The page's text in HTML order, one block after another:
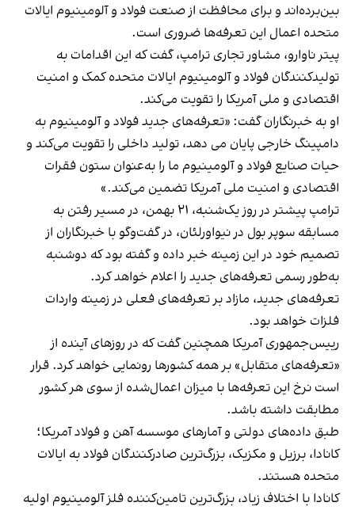
بین‌برده‌اند و برای محافظت از صنعت فولاد و آلومینیوم ایالات
متحده اعمال این تعرفه‌ها ضروری است.
پیتر ناوارو، مشاور تجاری ترامپ، گفت که این اقدامات به
تولیدکنندگان فولاد و آلومینیوم ایالات متحده کمک و امنیت
اقتصادی و ملی آمریکا را تقویت می‌کند.
او به خبرنگاران گفت: «تعرفه‌های جدید فولاد و آلومینیوم به
دامپینگ خارجی پایان می دهد، تولید داخلی را تقویت می‌کند و
حیات صنایع فولاد و آلومینیوم ما را به‌عنوان ستون فقرات
اقتصادی و امنیت ملی آمریکا تضمین می‌کند.»
ترامپ پیشتر در روز یک‌شنبه، ۲۱ بهمن، در مسیر رفتن به
مسابقه سوپر بول در نیواورلئان، در گفت‌وگو با خبرنگاران از
تصمیم خود در این زمینه خبر داده و گفته بود که دوشنبه
به‌طور رسمی تعرفه‌های جدید را اعلام خواهد کرد.
تعرفه‌های جدید، مازاد بر تعرفه‌های فعلی در زمینه واردات
فلزات خواهد بود.
رییس‌جمهوری آمریکا همچنین گفت که در روزهای آینده از
«تعرفه‌های متقابل» بر همه کشورها رونمایی خواهد کرد. قرار
است نرخ این تعرفه‌ها با میزان اعمال‌شده از سوی هر کشور
مطابقت داشته باشد.
طبق داده‌های دولتی و آمارهای موسسه آهن و فولاد آمریکا؛
کانادا، برزیل و مکزیک، بزرگ‌ترین صادرکنندگان فولاد به ایالات
متحده هستند.
کانادا با اختلاف زیاد، بزرگ‌ترین تامین‌کننده فلز آلومینیوم اولیه